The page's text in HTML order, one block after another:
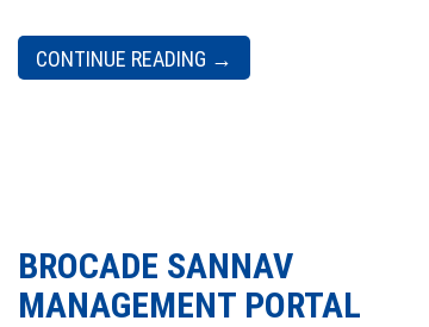
CONTINUE READING →
BROCADE SANNAV
MANAGEMENT PORTAL